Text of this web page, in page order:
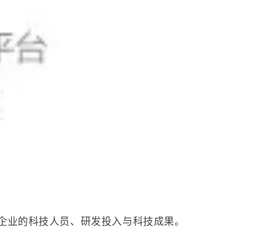
的科技人员、研发投入与科技成果。